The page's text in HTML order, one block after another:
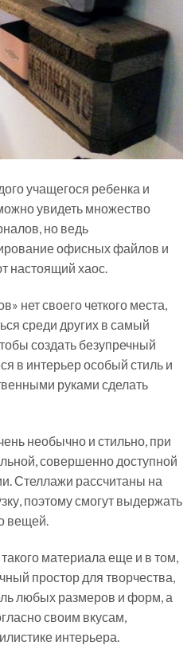
учащегося ребенка и
увидеть множество
но ведь
офисных файлов и
настоящий хаос.
нет своего четкого места,
среди других в самый
создать безупречный
в интерьер особый стиль и
руками сделать
необычно и стильно, при
совершенно доступной
Стеллажи рассчитаны на
поэтому смогут выдержать
вещей.
материала еще и в том,
простор для творчества,
любых размеров и форм, а
своим вкусам,
интерьера.